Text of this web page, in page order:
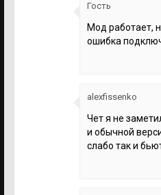
Гость
Мод работает,
ошибка
alexfissenko
Чет я не
и обычной
слабо так и